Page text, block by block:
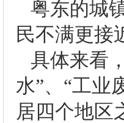
粤东的城
民不满更接
具体来看
水”、“工业
居四个地区